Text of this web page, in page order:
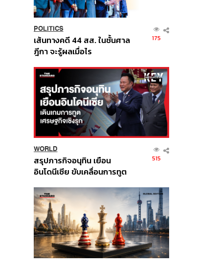
POLITICS
เส้นทางคดี 44 สส. ในชั้นศาล
ฎีกา จะรู้ผลเมื่อไร
175
WORLD
สรุปภารกิจอนุทิน เยือน
อินโดนีเซีย ขับเคลื่อนการทูต
ส่วนยุทธศาสตร์ไทย –
อินโดนีเซีย
515